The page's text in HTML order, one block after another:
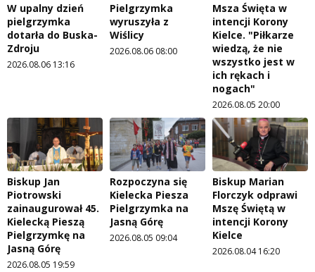
W upalny dzień
pielgrzymka
dotarła do Buska-
Zdroju
2026.08.06 13:16
Pielgrzymka
wyruszyła z
Wiślicy
2026.08.06 08:00
Msza Święta w
intencji Korony
Kielce. "Piłkarze
wiedzą, że nie
wszystko jest w
ich rękach i
nogach"
2026.08.05 20:00
Biskup Jan
Piotrowski
zainaugurował 45.
Kielecką Pieszą
Pielgrzymkę na
Jasną Górę
2026.08.05 19:59
Rozpoczyna się
Kielecka Piesza
Pielgrzymka na
Jasną Górę
2026.08.05 09:04
Biskup Marian
Florczyk odprawi
Mszę Świętą w
intencji Korony
Kielce
2026.08.04 16:20